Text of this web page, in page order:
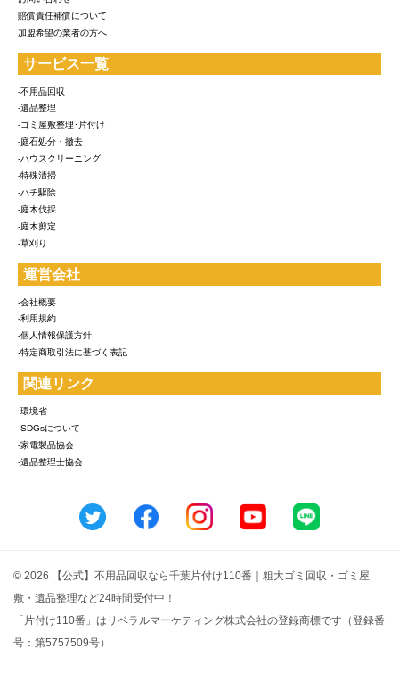
賠償責任補償について
加盟希望の業者の方へ
サービス一覧
-不用品回収
-遺品整理
-ゴミ屋敷整理･片付け
-庭石処分・撤去
-ハウスクリーニング
-特殊清掃
-ハチ駆除
-庭木伐採
-庭木剪定
-草刈り
運営会社
-会社概要
-利用規約
-個人情報保護方針
-特定商取引法に基づく表記
関連リンク
-環境省
-SDGsについて
-家電製品協会
-遺品整理士協会
© 2026 【公式】不用品回収なら千葉片付け110番｜粗大ゴミ回収・ゴミ屋
敷・遺品整理など24時間受付中！
「片付け110番」はリベラルマーケティング株式会社の登録商標です（登録番
号：第5757509号）